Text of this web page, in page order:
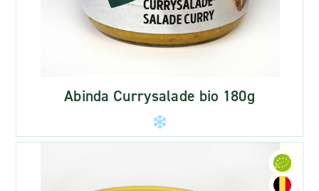
Abinda Currysalade bio 180g